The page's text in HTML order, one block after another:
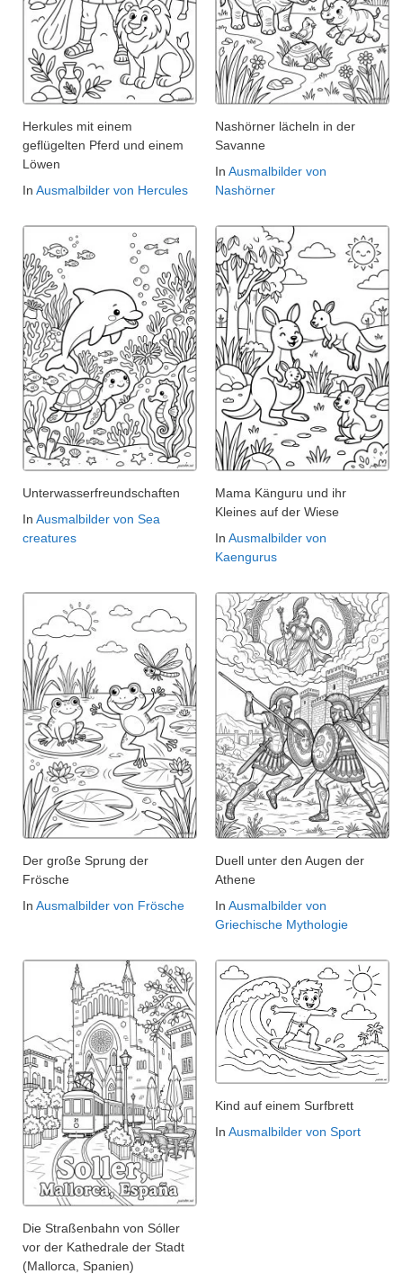
Herkules mit einem
geflügelten Pferd und einem
Löwen
In Ausmalbilder von Hercules
Nashörner lächeln in der
Savanne
In Ausmalbilder von
Nashörner
Unterwasserfreundschaften
In Ausmalbilder von Sea
creatures
Mama Känguru und ihr
Kleines auf der Wiese
In Ausmalbilder von
Kaengurus
Der große Sprung der
Frösche
In Ausmalbilder von Frösche
Duell unter den Augen der
Athene
In Ausmalbilder von
Griechische Mythologie
Die Straßenbahn von Sóller
vor der Kathedrale der Stadt
(Mallorca, Spanien)
Kind auf einem Surfbrett
In Ausmalbilder von Sport